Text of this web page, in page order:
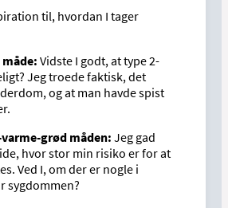
til, hvordan I tager
måde:Vidste I godt, at type 2-
Jeg troede faktisk, det
og at man havde spist
grød måden: Jeg gad
hvor stor min risiko er for at
Ved I, om der er nogle i
sygdommen?